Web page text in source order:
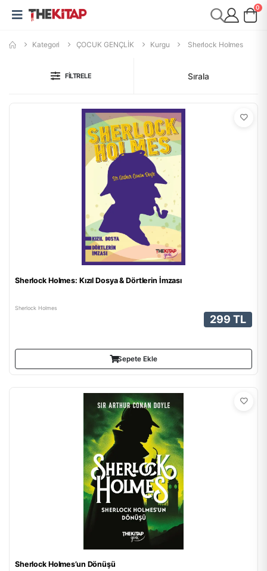
0
Kategori ÇOCUK GENÇLİK Kurgu Sherlock Holmes
FILTRELE Sırala
Sherlock Holmes: Kızıl Dosya & Dörtlerin İmzası
Sherlock Holmes
299 TL
Sepete Ekle
Sherlock Holmes’un Dönüşü